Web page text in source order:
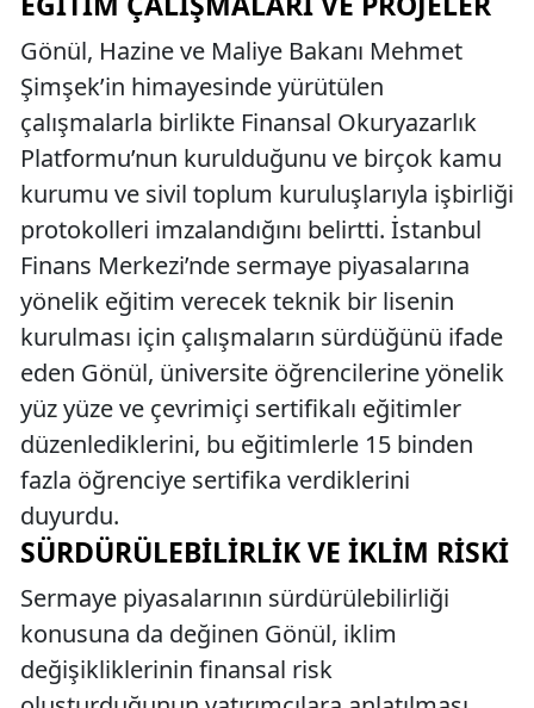
Gönül, Hazine ve Maliye Bakanı Mehmet
Şimşek’in himayesinde yürütülen
çalışmalarla birlikte Finansal Okuryazarlık
Platformu’nun kurulduğunu ve birçok kamu
kurumu ve sivil toplum kuruluşlarıyla işbirliği
protokolleri imzalandığını belirtti. İstanbul
Finans Merkezi’nde sermaye piyasalarına
yönelik eğitim verecek teknik bir lisenin
kurulması için çalışmaların sürdüğünü ifade
eden Gönül, üniversite öğrencilerine yönelik
yüz yüze ve çevrimiçi sertifikalı eğitimler
düzenlediklerini, bu eğitimlerle 15 binden
fazla öğrenciye sertifika verdiklerini
duyurdu.
SÜRDÜRÜLEBILIRLIK VE İKLIM RISKI
Sermaye piyasalarının sürdürülebilirliği
konusuna da değinen Gönül, iklim
değişikliklerinin finansal risk